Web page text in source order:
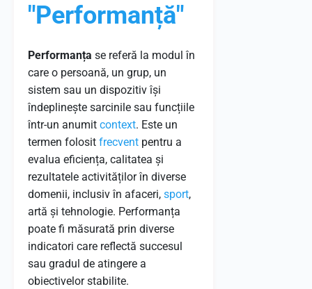
"Performanță"
Performanța se referă la modul în
care o persoană, un grup, un
sistem sau un dispozitiv își
îndeplinește sarcinile sau funcțiile
într-un anumit context. Este un
termen folosit frecvent pentru a
evalua eficiența, calitatea și
rezultatele activităților în diverse
domenii, inclusiv în afaceri, sport,
artă și tehnologie. Performanța
poate fi măsurată prin diverse
indicatori care reflectă succesul
sau gradul de atingere a
obiectivelor stabilite.